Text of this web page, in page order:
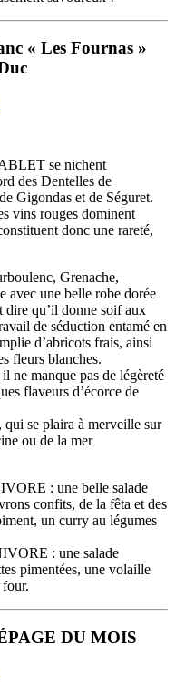
« Les Fournas »
se nichent
des Dentelles de
Gigondas et de Séguret.
vins rouges dominent
donc une rareté,
Grenache,
avec une belle robe dorée
dire qu’il donne soif aux
de séduction entamé en
d’abricots frais, ainsi
fleurs blanches.
ne manque pas de légèreté
flaveurs d’écorce de
se plaira à merveille sur
ou de la mer
: une belle salade
confits, de la fêta et des
un curry au légumes
: une salade
pimentées, une volaille
four.
DU MOIS